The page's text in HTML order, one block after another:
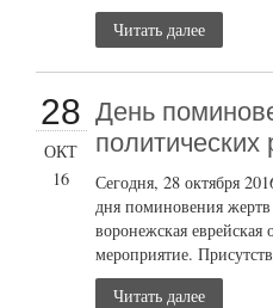
Читать далее
28
ОКТ
16
День
политических
Сегодня, 28 октября
дня поминовения
воронежская
мероприятие.
Читать далее